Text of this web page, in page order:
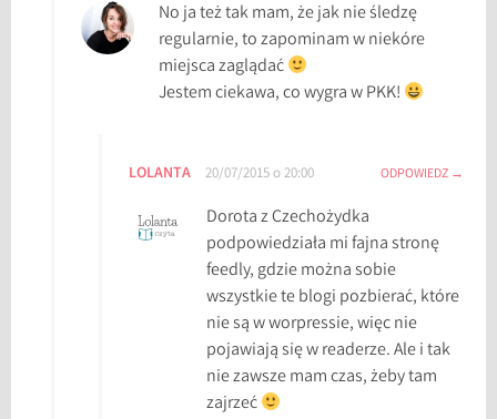
No ja też tak mam, że jak nie śledzę
regularnie, to zapominam w niekóre
miejsca zaglądać
Jestem ciekawa, co wygra w PKK!
LOLANTA 20/07/2015 o 20:00 ODPOWIEDZ
Dorota z Czechożydka
podpowiedziała mi fajna stronę
feedly, gdzie można sobie
wszystkie te blogi pozbierać, które
nie są w worpressie, więc nie
pojawiają się w readerze. Ale i tak
nie zawsze mam czas, żeby tam
zajrzeć